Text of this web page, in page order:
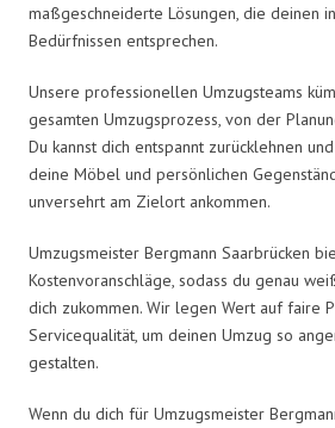
maßgeschneiderte Lösungen, die deinen
Bedürfnissen entsprechen.
Unsere professionellen Umzugsteams
gesamten Umzugsprozess, von der
Du kannst dich entspannt zurücklehnen
deine Möbel und persönlichen
unversehrt am Zielort ankommen.
Umzugsmeister Bergmann Saarbrücken
Kostenvoranschläge, sodass du genau
dich zukommen. Wir legen Wert auf faire
Servicequalität, um deinen Umzug so
gestalten.
Wenn du dich für Umzugsmeister